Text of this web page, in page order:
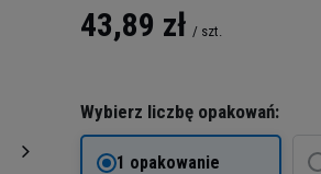
43,89 zł / szt.
Wybierz liczbę opakowań:
1 opakowanie